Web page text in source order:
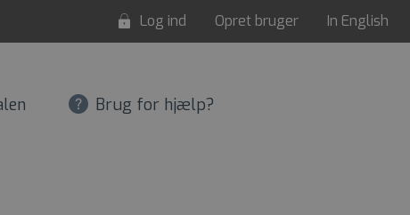
Log ind Opret bruger In English
Brug for hjælp?